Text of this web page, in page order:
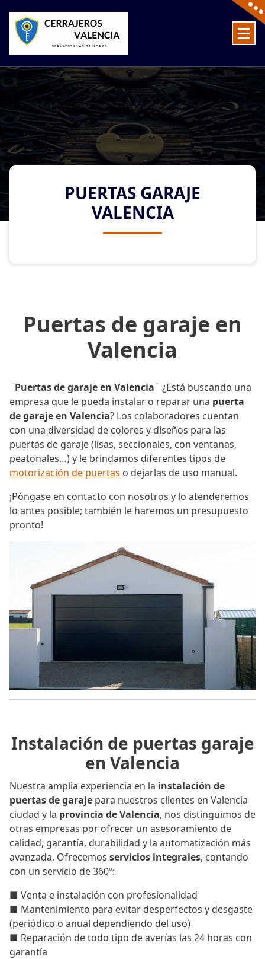
content
PUERTAS GARAJE
VALENCIA
Puertas de garaje en
Valencia
¨Puertas de garaje en Valencia¨ ¿Está buscando una
empresa que le pueda instalar o reparar una puerta
de garaje en Valencia? Los colaboradores cuentan
con una diversidad de colores y diseños para las
puertas de garaje (lisas, seccionales, con ventanas,
peatonales…) y le brindamos diferentes tipos de
motorización de puertas o dejarlas de uso manual.
¡Póngase en contacto con nosotros y lo atenderemos
lo antes posible; también le haremos un presupuesto
pronto!
Instalación de puertas garaje
en Valencia
Nuestra amplia experiencia en la instalación de
puertas de garaje para nuestros clientes en Valencia
ciudad y la provincia de Valencia, nos distinguimos de
otras empresas por ofrecer un asesoramiento de
calidad, garantía, durabilidad y la automatización más
avanzada. Ofrecemos servicios integrales, contando
con un servicio de 360º:
■ Venta e instalación con profesionalidad
■ Mantenimiento para evitar desperfectos y desgaste
(periódico o anual dependiendo del uso)
■ Reparación de todo tipo de averías las 24 horas con
garantía